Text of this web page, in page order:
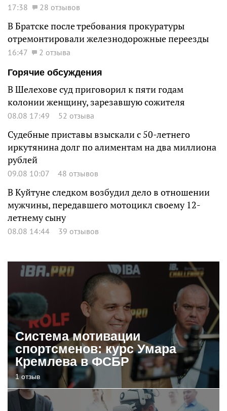
17:38 28 отзывов
В Братске после требования прокуратуры
отремонтировали железнодорожные переезды
16:47
2 отзыва
Горячие обсуждения
В Шелехове суд приговорил к пяти годам
колонии женщину, зарезавшую сожителя
08.08 17:49 52 отзыва
Судебные приставы взыскали с 50-летнего
иркутянина долг по алиментам на два миллиона
рублей
09.08 10:07 48 отзывов
В Куйтуне следком возбудил дело в отношении
мужчины, передавшего мотоцикл своему 12-
летнему сыну
08.08 14:44 39 отзывов
Система мотивации
спортсменов: курс Умара
Кремлева в ФСБР
1 отзыв